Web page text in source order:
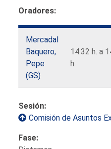
Oradores:
Mercadal
Baquero,
Pepe
(GS)
14:32 h. a
h.
Sesión:
Comisión de Asuntos
Fase: